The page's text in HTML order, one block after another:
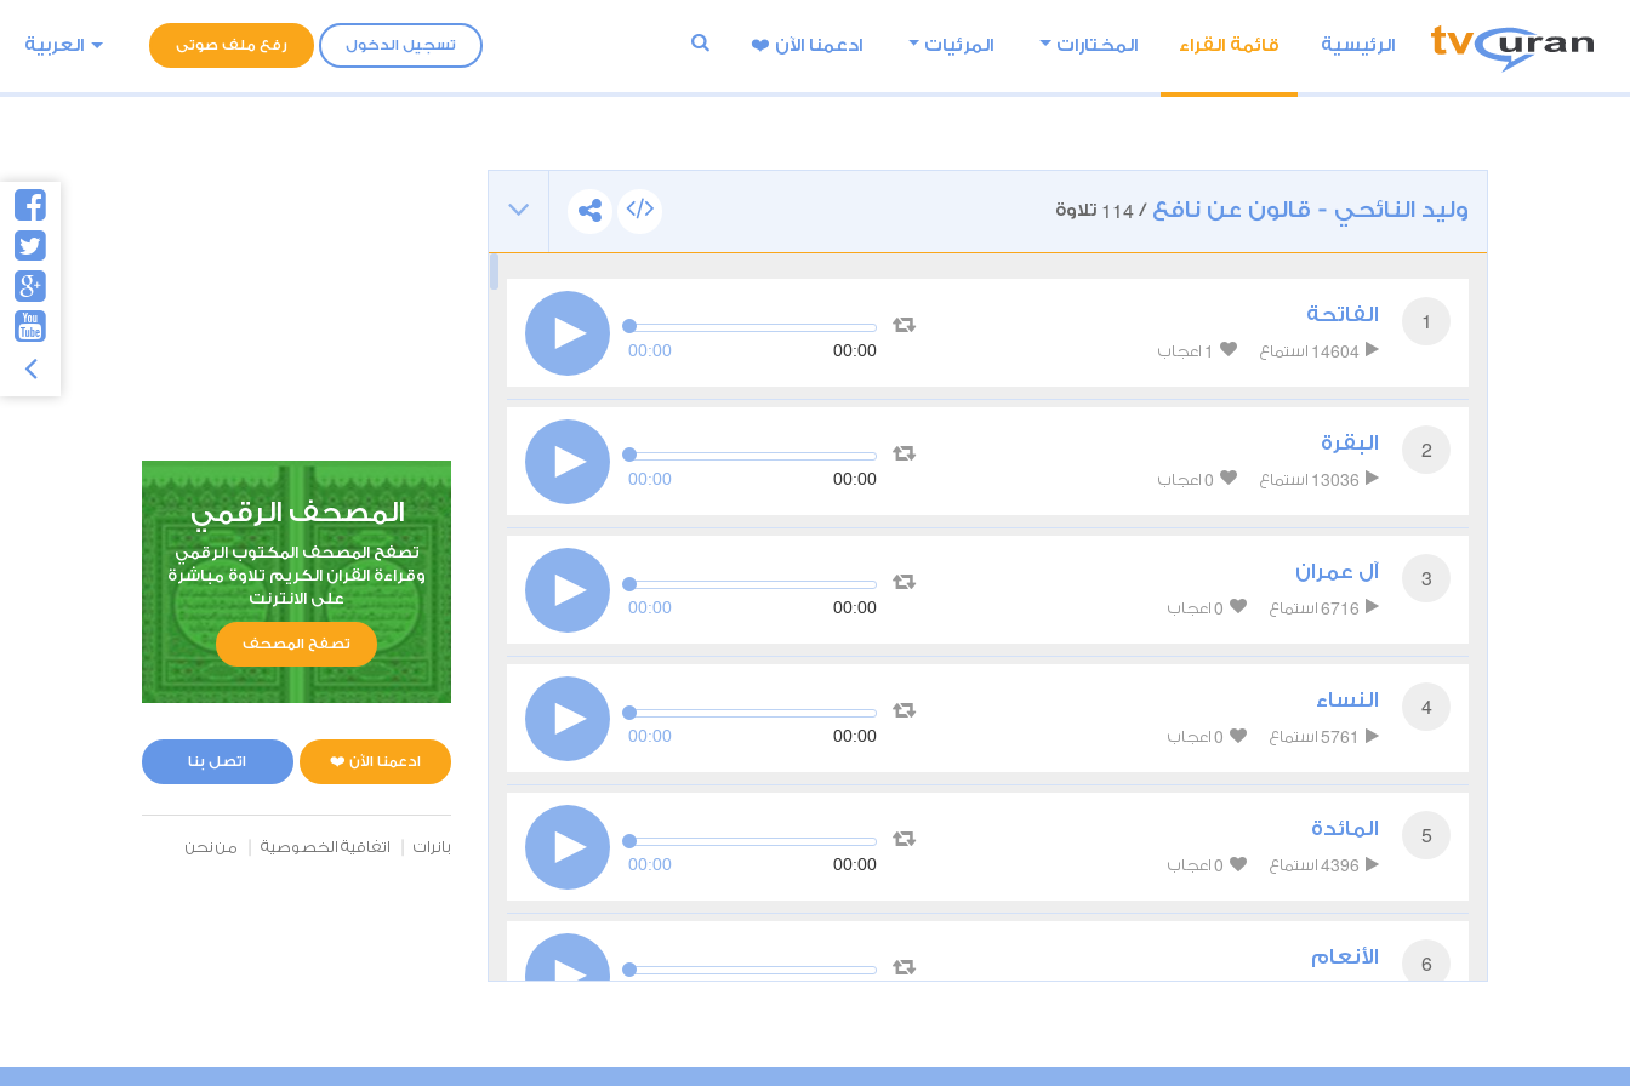
تسجيل الدخول رفع ملف صوتى العربية الرئيسية قائمة القراء المختارات المرئيات ادعمنا اﻵن ❤️
وليد النائحي - قالون عن نافع /
114 تلاوة
1 الفاتحة
14604 استماع 1 اعجاب 00:00 00:00
2 البقرة
13036 استماع 0 اعجاب 00:00 00:00
3 آل عمران
6716 استماع 0 اعجاب 00:00 00:00
4 النساء
5761 استماع 0 اعجاب 00:00 00:00
5 المائدة
4396 استماع 0 اعجاب 00:00 00:00
6 الأنعام
المصحف الرقمي
تصفح المصحف المكتوب الرقمي
وقراءة القران الكريم تلاوة مباشرة
على الانترنت
تصفح المصحف
ادعمنا الآن ❤️ اتصل بنا
بانرات اتفاقية الخصوصية من نحن